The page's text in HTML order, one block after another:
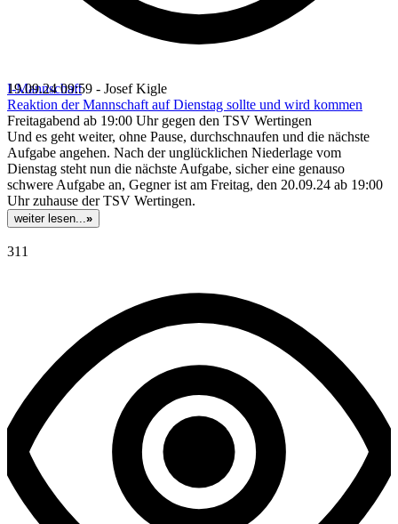
I-Mannschaft
19.09.24 09:59 - Josef Kigle
Reaktion der Mannschaft auf Dienstag sollte und wird kommen
Freitagabend ab 19:00 Uhr gegen den TSV Wertingen
Und es geht weiter, ohne Pause, durchschnaufen und die nächste
Aufgabe angehen. Nach der unglücklichen Niederlage vom
Dienstag steht nun die nächste Aufgabe, sicher eine genauso
schwere Aufgabe an, Gegner ist am Freitag, den 20.09.24 ab 19:00
Uhr zuhause der TSV Wertingen.
weiter lesen...»
311